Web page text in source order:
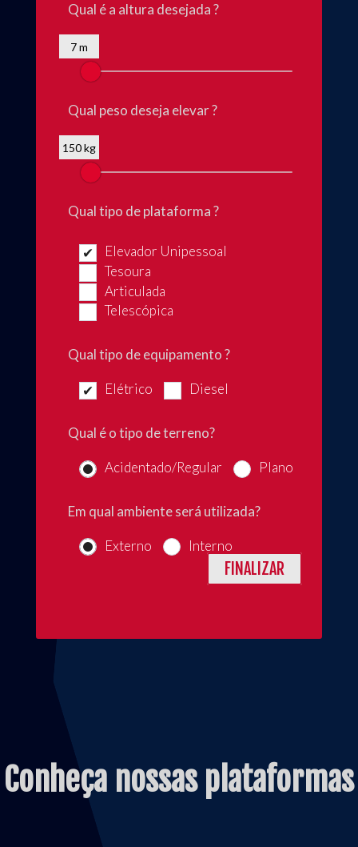
Qual é a altura desejada ?
7 m
Qual peso deseja elevar ?
150 kg
Qual tipo de plataforma ?
Elevador Unipessoal
Tesoura
Articulada
Telescópica
Qual tipo de equipamento ?
Elétrico Diesel
Qual é o tipo de terreno?
Acidentado/Regular Plano
Em qual ambiente será utilizada?
Externo Interno
FINALIZAR
Conheça nossas plataformas